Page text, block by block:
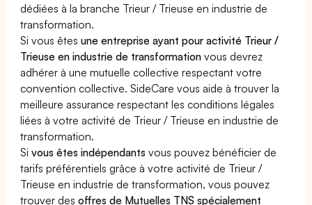
dédiées à la branche Trieur / Trieuse en industrie de
transformation.
Si vous êtesune entreprise ayant pour activité Trieur /
Trieuse en industrie de transformation vous devrez
adhérer à une mutuelle collective respectant votre
convention collective. SideCare vous aide à trouver la
meilleure assurance respectant les conditions légales
liées à votre activité de Trieur / Trieuse en industrie de
transformation.
Sivous êtes indépendants vous pouvez bénéficier de
tarifs préférentiels grâce à votre activité de Trieur /
Trieuse en industrie de transformation, vous pouvez
trouver desoffres de Mutuelles TNS spécialement